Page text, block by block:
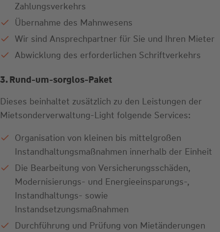
Zahlungsverkehrs
Übernahme des Mahnwesens
Wir sind Ansprechpartner für Sie und Ihren Mieter
Abwicklung des erforderlichen Schriftverkehrs
3. Rund-um-sorglos-Paket
Dieses beinhaltet zusätzlich zu den Leistungen der
Mietsonderverwaltung-Light folgende Services:
Organisation von kleinen bis mittelgroßen
Instandhaltungsmaßnahmen innerhalb der Einheit
Die Bearbeitung von Versicherungsschäden,
Modernisierungs- und Energieeinsparungs-,
Instandhaltungs- sowie
Instandsetzungsmaßnahmen
Durchführung und Prüfung von Mietänderungen